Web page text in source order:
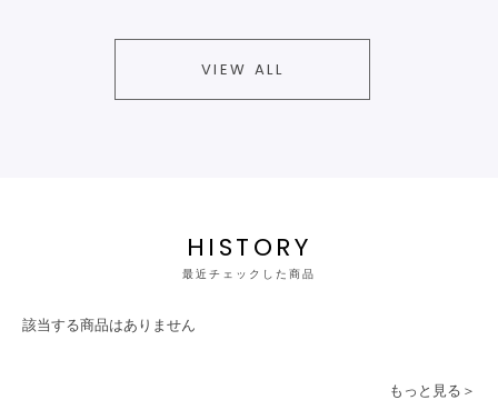
VIEW ALL
HISTORY
最近チェックした商品
該当する商品はありません
もっと見る＞